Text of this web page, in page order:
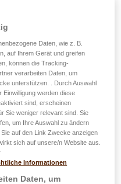
easyPROTECT
Daten, wie z. B.
auf Ihrem Gerät und greifen
können die Tracking-
verarbeiten Daten, um
unterstützen. . Durch Auswahl
Einwilligung werden diese
sind, erscheinen
Sie weniger relevant sind. Sie
um Ihre Auswahl zu ändern
auf den Link Zwecke anzeigen
sich auf unsere/n Website aus.
Informationen
Daten, um